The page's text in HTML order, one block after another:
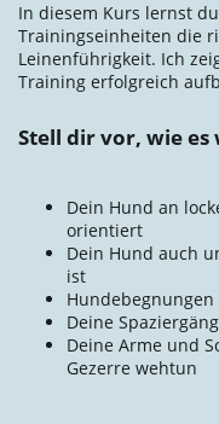
In diesem Kurs lernst
Trainingseinheiten die
Leinenführigkeit. Ich
Training erfolgreich
Stell dir vor, wie es
Dein Hund an
orientiert
Dein Hund auch
ist
Deine
Deine Arme und
Gezerre wehtun